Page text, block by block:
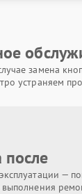
замена
устраняем
—